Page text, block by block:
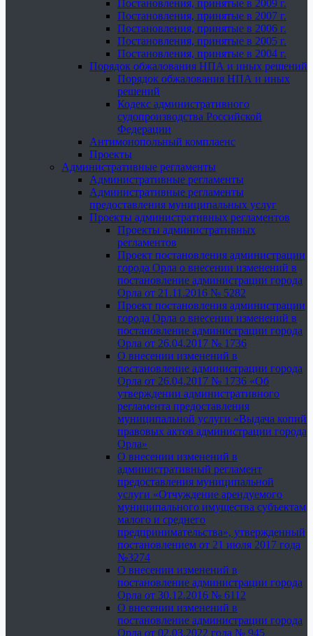
Постановления, принятые в 2009 г.
Постановления, принятые в 2007 г.
Постановления, принятые в 2006 г.
Постановления, принятые в 2005 г.
Постановления, принятые в 2004 г.
Порядок обжалования НПА и иных решений
Порядок обжалования НПА и иных
решений
Кодекс административного
судопроизводства Российской
Федерации
Антимонопольный комплаенс
Проекты
Административные регламенты
Административные регламенты
Административные регламенты
предоставления муниципальных услуг
Проекты административных регламентов
Проекты административных
регламентов
Проект постановления администрации
города Орла о внесении изменений в
постановление администрации города
Орла от 21.11.2016 № 5282
Проект постановления администрации
города Орла о внесении изменений в
постановление администрации города
Орла от 26.04.2017 № 1736
О внесении изменений в
постановление администрации города
Орла от 26.04.2017 № 1736 «Об
утверждении административного
регламента предоставления
муниципальной услуги «Выдача копий
правовых актов администрации города
Орла»
О внесении изменений в
административный регламент
предоставления муниципальной
услуги «Отчуждение арендуемого
муниципального имущества субъектам
малого и среднего
предпринимательства», утвержденный
постановлением от 21 июля 2017 года
№3274
О внесении изменений в
постановление администрации города
Орла от 30.12.2016 № 6112
О внесении изменений в
постановление администрации города
Орла от 02.03.2022 года № 945